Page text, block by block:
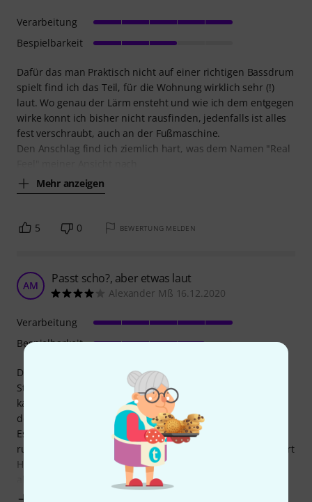
Dafür das man Praktisch nicht auf einer richtigen Bassdrum
spielt find ich das Teil, für die Wohnung wirklich sehr (!)
laut. Wo genau der Lärm ensteht und wie ich dem entgegen
wirke konnt ich bisher nicht rausfinden, jedenfalls ist alles
fest verschraubt, auch an der Fußmaschine.
Den Anschlag find ich ziemlich hart, was dem Namen "Real
Mehr anzeigen
Verarbeitung
Bespielbarkeit
5 0 BEWERTUNG MELDEN
AM Passt scho?, aber etwas laut
Alexander Mß 16.12.2020
Das Übungspad hab ich mir für das Üben in meinem
Studenten-Wohnheimzimmer gekauft, wovon man ableiten
kann, dass ich bestimmte Erwartungen an die Lautstärke
des Übungspad hatte.
Es ist sehr stabil verarbeitet und hält extrem sicher, nur
rutscht es auf glatten Böden, weshalb man definitiv eine Art
Handtuch, oder alten Teppich drunter legen sollte, wofür
Verarbeitung
Bespielbarkeit